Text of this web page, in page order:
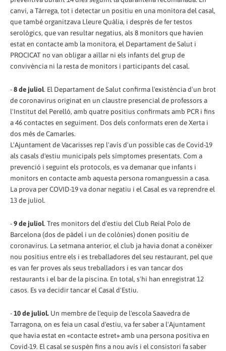
canvi, a Tàrrega, tot i detectar un positiu en una monitora del casal,
que també organitzava Lleure Quàlia, i després de fer testos
serològics, que van resultar negatius, als 8 monitors que havien
estat en contacte amb la monitora, el Departament de Salut i
PROCICAT no van obligar a aïllar ni els infants del grup de
convivència ni la resta de monitors i participants del casal.
-8 de juliol. El Departament de Salut confirma l'existència d'un brot
de coronavirus originat en un claustre presencial de professors a
l'Institut del Perelló, amb quatre positius confirmats amb PCR i fins
a 46 contactes en seguiment. Dos dels conformats eren de Xerta i
dos més de Camarles.
L'Ajuntament de Vacarisses rep l'avís d'un possible cas de Covid-19
als casals d'estiu municipals pels símptomes presentats. Com a
prevenció i seguint els protocols, es va demanar que infants i
monitors en contacte amb aquesta persona romanguessin a casa.
La prova per COVID-19 va donar negatiu i el Casal es va reprendre el
13 de juliol.
-9 de juliol. Tres monitors del d'estiu del Club Reial Polo de
Barcelona (dos de pàdel i un de colònies) donen positiu de
coronavirus. La setmana anterior, el club ja havia donat a conèixer
nou positius entre els i es treballadores del seu restaurant, pel que
es van fer proves als seus treballadors i es van tancar dos
restaurants i el bar de la piscina. En total, s'hi han enregistrat 12
casos. Es va decidir tancar el Casal d'Estiu.
-10 de juliol. Un membre de l'equip de l'escola Saavedra de
Tarragona, on es feia un casal d'estiu, va fer saber a l'Ajuntament
que havia estat en «contacte estret» amb una persona positiva en
Covid-19. El casal se suspèn fins a nou avís i el consistori fa saber